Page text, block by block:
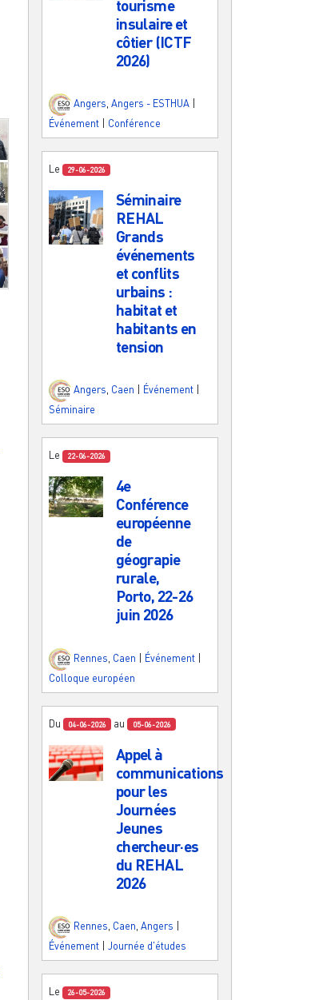
tourisme
insulaire et
côtier (ICTF
2026)
Angers Angers - ESTHUA
Événement
Conférence
Le 29-06-2026
Séminaire
REHAL
Grands
événements
et conflits
urbains :
habitat et
habitants en
tension
Angers, Caen Événement
Séminaire
Le 22-06-2026
4e
Conférence
européenne
de
géograpie
rurale,
Porto, 22-26
juin 2026
Rennes Caen Événement
Colloque européen
Du 04-06-2026 au 05-06-2026
Appel à
communications
pour les
Journées
Jeunes
chercheur·es
du REHAL
2026
Rennes, Caen, Angers
Événement
Journée d'études
Le 26-05-2026